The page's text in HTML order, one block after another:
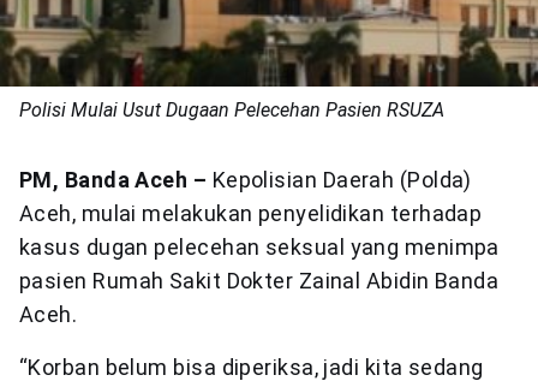
Polisi Mulai Usut Dugaan Pelecehan Pasien RSUZA
PM, Banda Aceh – Kepolisian Daerah (Polda)
Aceh, mulai melakukan penyelidikan terhadap
kasus dugan pelecehan seksual yang menimpa
pasien Rumah Sakit Dokter Zainal Abidin Banda
Aceh.
“Korban belum bisa diperiksa, jadi kita sedang